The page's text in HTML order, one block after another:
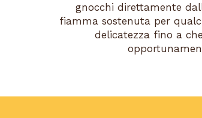
gnocchi direttamente
fiamma sostenuta per
delicatezza fino a